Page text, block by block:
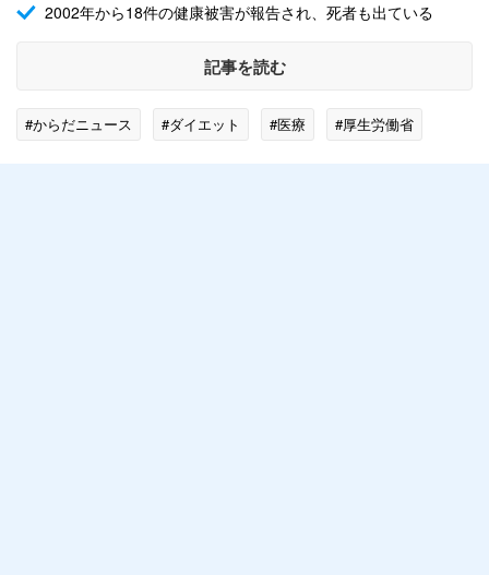
2002年から18件の健康被害が報告され、死者も出ている
記事を読む
#からだニュース #ダイエット #医療 #厚生労働省